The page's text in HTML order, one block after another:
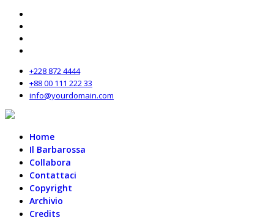
+228 872 4444
+88 00 111 222 33
info@yourdomain.com
Home
Il Barbarossa
Collabora
Contattaci
Copyright
Archivio
Credits